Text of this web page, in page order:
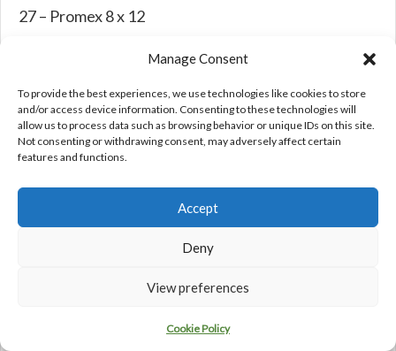
Manage Consent
To provide the best experiences, we use technologies like cookies to store
and/or access device information. Consenting to these technologies will
allow us to process data such as browsing behavior or unique IDs on this site.
Not consenting or withdrawing consent, may adversely affect certain
features and functions.
Accept
Deny
View preferences
Cookie Policy
27 – Promex 8 x 12
28 – Promex 16 x 10